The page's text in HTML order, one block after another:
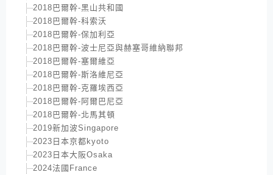
2018巴爾幹-黑山共和國
2018巴爾幹-科索沃
2018巴爾幹-保加利亞
2018巴爾幹-波士尼亞與赫塞哥維納聯邦
2018巴爾幹-塞爾維亞
2018巴爾幹-斯洛維尼亞
2018巴爾幹-克羅埃西亞
2018巴爾幹-阿爾巴尼亞
2018巴爾幹-北馬其頓
2019新加波Singapore
2023日本京都kyoto
2023日本大阪Osaka
2024法國France